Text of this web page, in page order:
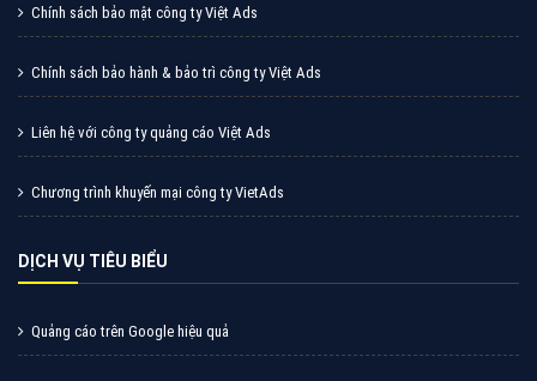
Chính sách bảo mật công ty Việt Ads
Chính sách bảo hành & bảo trì công ty Việt Ads
Liên hệ với công ty quảng cáo Việt Ads
Chương trình khuyến mại công ty VietAds
DỊCH VỤ TIÊU BIỂU
Quảng cáo trên Google hiệu quả